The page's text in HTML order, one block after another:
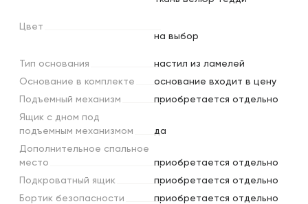
Цвет
на выбор
Тип основания
настил из ламелей
Основание в комплекте
основание входит в цену
Подъемный механизм
приобретается отдельно
Ящик с дном под
подъемным механизмом
да
Дополнительное спальное
место
приобретается отдельно
Подкроватный ящик
приобретается отдельно
Бортик безопасности
приобретается отдельно